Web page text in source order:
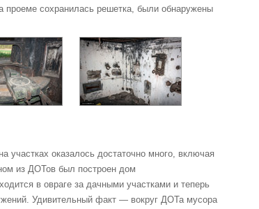
сохранилась решетка, были обнаружены
оказалось достаточно много, включая
из ДОТов был построен дом
в овраге за дачными участками и теперь
Удивительный факт — вокруг ДОТа мусора